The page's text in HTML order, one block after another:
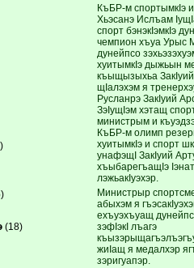
(18)
КъБР-м спортымкIэ
Хьэсанэ Ислъам
спорт бэнэкIэмкIэ
чемпион хъуа Урыс
дунейпсо
хуитымкIэ дыжьын
къыщызыхьа ЗакIуий
щIалэхэм я
Русланрэ ЗакIуий
ЗэIущIэм хэтащ
министрым и
КъБР-м олимп
хуитымкIэ и спорт
унафэщI ЗакIуий
хъыбарегъащIэ
лэжьакIуэхэр.
Министрыр
абыхэм я
ехъуэхъуащ
зэфIэкI лъагэ
жиIащ я медалхэр
зэригуапэр.